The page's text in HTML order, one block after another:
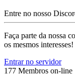
Entre no nosso
Faça parte da nossa
os mesmos interesses!
Entrar no servidor
177 Membros on-line